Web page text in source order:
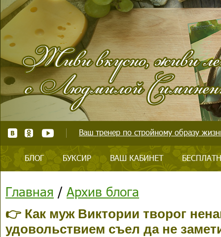
Ваш тренер по стройному образу
БЛОГ БУКСИР ВАШ КАБИНЕТ
Главная / Архив блога
👉 Как муж Виктории творог
удовольствием съел да не